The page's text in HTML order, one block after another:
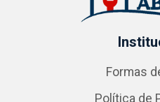
Formas
Política de